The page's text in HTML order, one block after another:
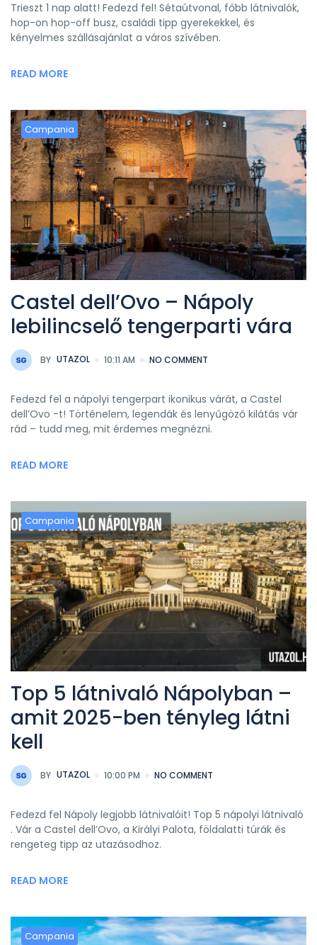
Trieszt 1 nap alatt! Fedezd fel! Sétaútvonal, főbb látnivalók,
hop-on hop-off busz, családi tipp gyerekekkel, és
kényelmes szállásajánlat a város szívében.
READ MORE
Campania
Castel dell’Ovo – Nápoly
lebilincselő tengerparti vára
BY UTAZOL 10:11 AM NO COMMENT
Fedezd fel a nápolyi tengerpart ikonikus várát, a Castel
dell’Ovo -t! Történelem, legendák és lenyűgöző kilátás vár
rád – tudd meg, mit érdemes megnézni.
READ MORE
Campania
Top 5 látnivaló Nápolyban –
amit 2025-ben tényleg látni
kell
BY UTAZOL 10:00 PM NO COMMENT
Fedezd fel Nápoly legjobb látnivalóit! Top 5 nápolyi látnivaló
. Vár a Castel dell’Ovo, a Királyi Palota, földalatti túrák és
rengeteg tipp az utazásodhoz.
READ MORE
Campania